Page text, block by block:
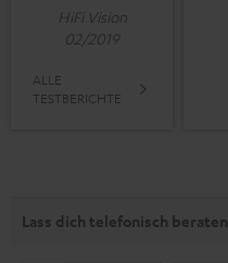
HiFi Vision
02/2019
ALLE
TESTBERICHTE
Lass dich telefonisch beraten